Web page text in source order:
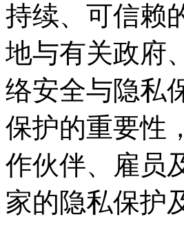
持续、可信
地与有关政府
络安全与隐私
保护的重要性
作伙伴、雇
家的隐私保护